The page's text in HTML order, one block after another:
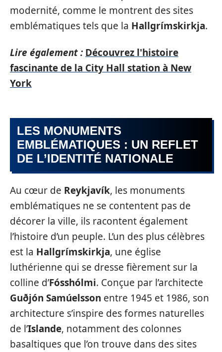
modernité, comme le montrent des sites
emblématiques tels que la Hallgrímskirkja.
Lire également : Découvrez l'histoire
fascinante de la City Hall station à New
York
LES MONUMENTS
EMBLÉMATIQUES : UN REFLET
DE L’IDENTITÉ NATIONALE
Au cœur de Reykjavík, les monuments
emblématiques ne se contentent pas de
décorer la ville, ils racontent également
l’histoire d’un peuple. L’un des plus célèbres
est la Hallgrímskirkja, une église
luthérienne qui se dresse fièrement sur la
colline d’Fósshólmi. Conçue par l’architecte
Guðjón Samúelsson entre 1945 et 1986, son
architecture s’inspire des formes naturelles
de l’Islande, notamment des colonnes
basaltiques que l’on trouve dans des sites